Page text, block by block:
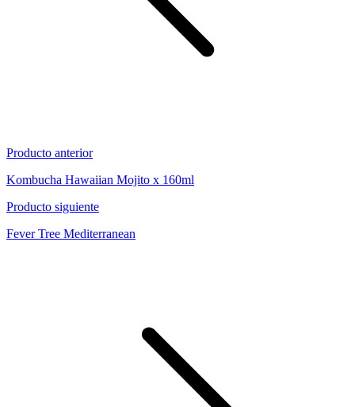
Producto anterior
Kombucha Hawaiian Mojito x 160ml
Producto siguiente
Fever Tree Mediterranean